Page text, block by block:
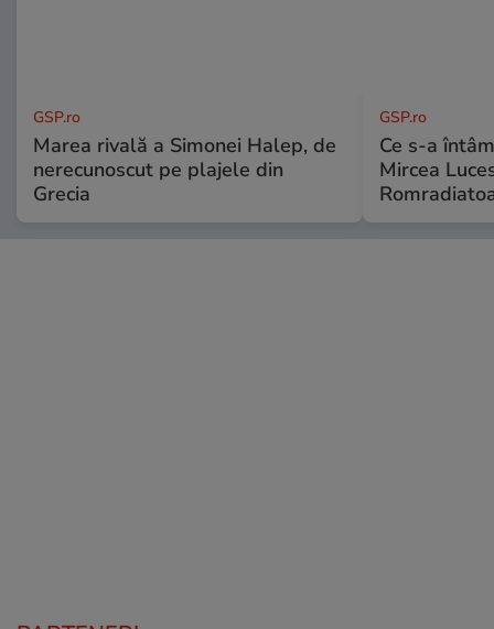
GSP.ro
Marea rivală a Simonei Halep, de
nerecunoscut pe plajele din
Grecia
GSP.ro
Ce s-a
Mircea